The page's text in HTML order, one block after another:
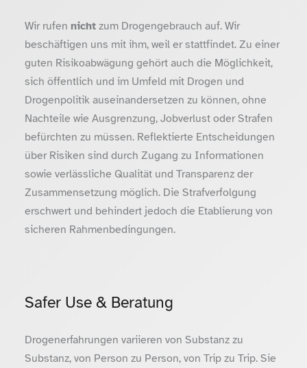
Wir rufen nichtzum Drogengebrauch auf. Wir
beschäftigen uns mit ihm, weil er stattfindet. Zu einer
guten Risikoabwägung gehört auch die Möglichkeit,
sich öffentlich und im Umfeld mit Drogen und
Drogenpolitik auseinandersetzen zu können, ohne
Nachteile wie Ausgrenzung, Jobverlust oder Strafen
befürchten zu müssen. Reflektierte Entscheidungen
über Risiken sind durch Zugang zu Informationen
sowie verlässliche Qualität und Transparenz der
Zusammensetzung möglich. Die Strafverfolgung
erschwert und behindert jedoch die Etablierung von
sicheren Rahmenbedingungen.
Safer Use & Beratung
Drogenerfahrungen variieren von Substanz zu
Substanz, von Person zu Person, von Trip zu Trip. Sie